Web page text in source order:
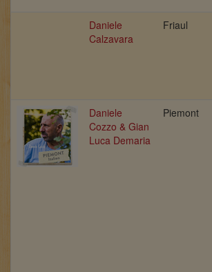
Daniele
Calzavara
Friaul
Daniele
Cozzo & Gian
Luca Demaria
Piemont